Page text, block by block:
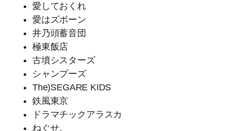
愛しておくれ
愛はズボーン
井乃頭蓄音団
極東飯店
古墳シスターズ
シャンプーズ
The)SEGARE KIDS
鉄風東京
ドラマチックアラスカ
ねぐせ。